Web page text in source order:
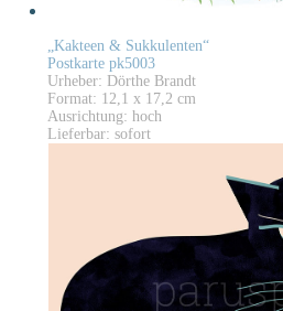
„Kakteen & Sukkulenten“
Postkarte pk5003
Urheber: Dörthe Brandt
Format: 12,1 x 17,2 cm
Ausrichtung: hoch
Lieferbar: sofort